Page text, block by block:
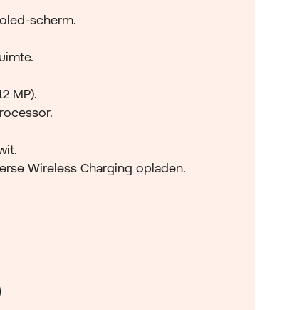
scherm.
MP).
Wireless Charging opladen.